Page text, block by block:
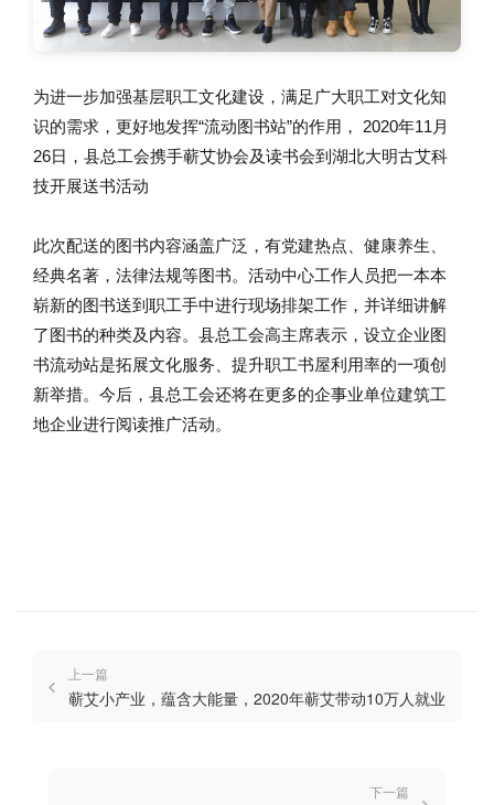
为进一步加强基层职工文化建设，满足广大职工对文化知
识的需求，更好地发挥“流动图书站”的作用， 2020年11月
26日，县总工会携手蕲艾协会及读书会到湖北大明古艾科
技开展送书活动
此次配送的图书内容涵盖广泛，有党建热点、健康养生、
经典名著，法律法规等图书。活动中心工作人员把一本本
崭新的图书送到职工手中进行现场排架工作，并详细讲解
了图书的种类及内容。县总工会高主席表示，设立企业图
书流动站是拓展文化服务、提升职工书屋利用率的一项创
新举措。今后，县总工会还将在更多的企事业单位建筑工
地企业进行阅读推广活动。
上一篇
蕲艾小产业，蕴含大能量，2020年蕲艾带动10万人就业
下一篇